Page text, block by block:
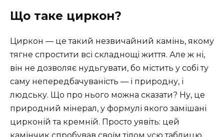
Що таке циркон?
Циркон — це такий незвичайний камінь, якому
тягне спростити всі складнощі життя. Але ж ні,
він не дозволяє нудьгувати, бо містить у собі ту
саму непередбачуваність — і природну, і
людську. Що про нього можна сказати? Ну, це
природний мінерал, у формулі якого замішані
цирконій та кремній. Просто уявіть: цей